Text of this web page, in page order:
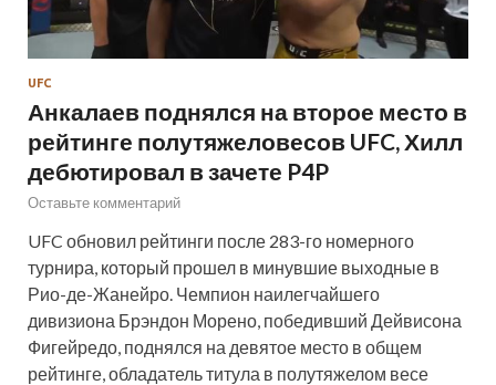
UFC
Анкалаев поднялся на второе место в
рейтинге полутяжеловесов UFC, Хилл
дебютировал в зачете P4P
Оставьте комментарий
UFC обновил рейтинги после 283-го номерного
турнира, который прошел в минувшие выходные в
Рио-де-Жанейро. Чемпион наилегчайшего
дивизиона Брэндон Морено, победивший Дейвисона
Фигейредо, поднялся на девятое место в общем
рейтинге, обладатель титула в полутяжелом весе